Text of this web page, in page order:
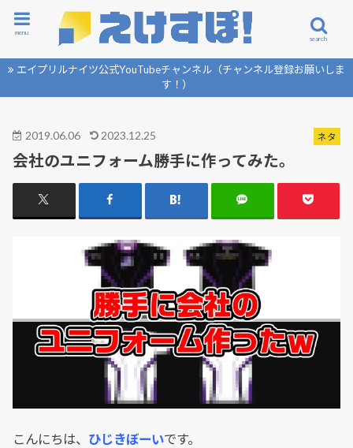
search
menu
エイプリルナイツ公式YouTubeチャンネル（チャンネル登録お願いしま
す！）
ネタ
2019.06.06 2023.12.25
会社のユニフォーム勝手に作ってみた。
こんにちは、 ひじきぼーいです。